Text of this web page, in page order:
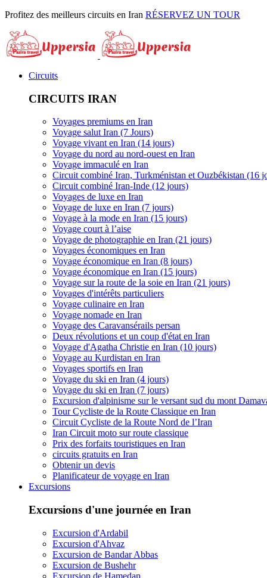
Profitez des meilleurs circuits en Iran RÉSERVEZ UN TOUR
Circuits
CIRCUITS IRAN
Voyages premiums en Iran
Voyage salut Iran (7 Jours)
Voyage vivant en Iran (14 jours)
Voyage du nord au nord-ouest en Iran
Voyage immaculé en Iran
Circuit combiné Iran, Turkménistan et Ouzbékistan (16
Circuit combiné Iran-Inde (12 jours)
Voyages de luxe en Iran
Voyage de luxe en Iran (7 jours)
Voyage à la mode en Iran (15 jours)
Voyage court à l’aise
Voyage de photographie en Iran (21 jours)
Voyages économiques en Iran
Voyage économique en Iran (8 jours)
Voyage économique en Iran (15 jours)
Voyage sur la route de la soie en Iran (21 jours)
Voyages d'intérêts particuliers
Voyage culinaire en Iran
Voyage nomade en Iran
Voyage des Caravansérails persan
Deux révolutions et un coup d'état en Iran
Voyage d'Agatha Christie en Iran (10 jours)
Voyage au Kurdistan en Iran
Voyages sportifs en Iran
Voyage du ski en Iran (4 jours)
Voyage du ski en Iran (7 jours)
Excursion d'alpinisme sur le versant sud du mont
Tour Cycliste de la Route Classique en Iran
Circuit Cycliste de la Route Nord de l’Iran
Iran Circuit moto sur route classique
Prix des forfaits touristiques en Iran
circuits gratuits en Iran
Obtenir un devis
Planificateur de voyage en Iran
Excursions
Excursions d'une journée en Iran
Excursion d'Ardabil
Excursion d'Ahvaz
Excursion de Bandar Abbas
Excursion de Bushehr
Excursion de Hamedan